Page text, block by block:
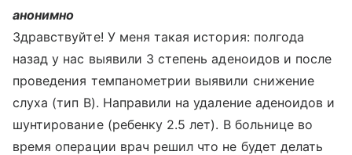
анонимно
Здравствуйте! У меня такая история: полгода
назад у нас выявили 3 степень аденоидов и после
проведения темпанометрии выявили снижение
слуха (тип В). Направили на удаление аденоидов и
шунтирование (ребенку 2.5 лет). В больнице во
время операции врач решил что не будет делать